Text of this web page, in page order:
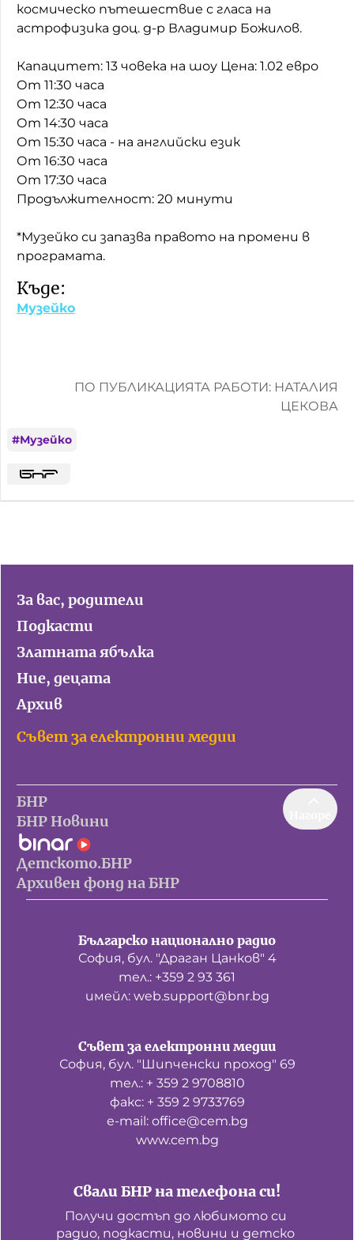
космическо пътешествие с гласа на
астрофизика доц. д-р Владимир Божилов.
Капацитет: 13 човека на шоу Цена: 1.02 евро
От 11:30 часа
От 12:30 часа
От 14:30 часа
От 15:30 часа - на английски език
От 16:30 часа
От 17:30 часа
Продължителност: 20 минути
*Музейко си запазва правото на промени в
програмата.
Къде:
Музейко
ПО ПУБЛИКАЦИЯТА РАБОТИ: НАТАЛИЯ
ЦЕКОВА
#Музейко
За вас, родители
Подкасти
Златната ябълка
Ние, децата
Архив
Съвет за електронни медии
БНР
БНР Новини
Детското.БНР
Архивен фонд на БНР
Българско национално радио
София, бул. "Драган Цанков" 4
тел.: +359 2 93 361
имейл: web.support@bnr.bg
Свали БНР на телефона си!
Получи достъп до любимото си
радио, подкасти, новини и детско
Съвет за електронни медии
София, бул. "Шипченски проход" 69
тел.: + 359 2 9708810
факс: + 359 2 9733769
е-mail: office@cem.bg
www.cem.bg